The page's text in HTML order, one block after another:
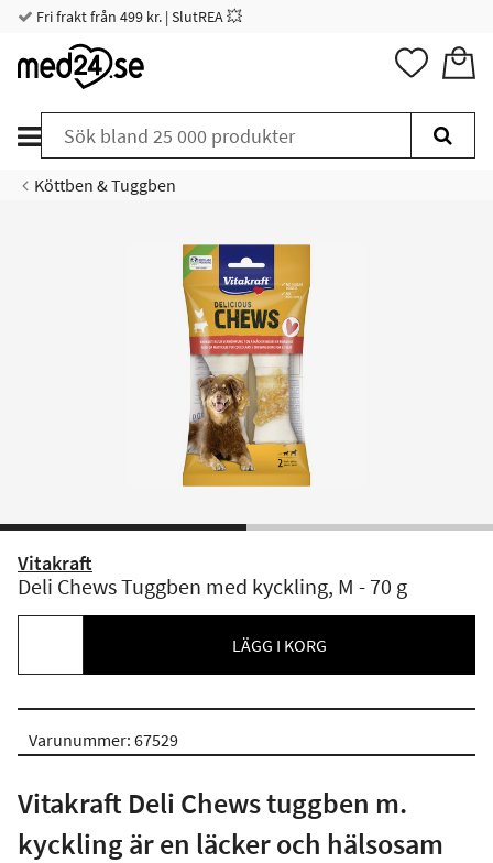
Fri frakt från 499 kr. | SlutREA 💥
Köttben & Tuggben
Vitakraft
Deli Chews Tuggben med kyckling, M - 70 g
LÄGG I KORG
Varunummer: 67529
Vitakraft Deli Chews tuggben m.
kyckling är en läcker och hälsosam